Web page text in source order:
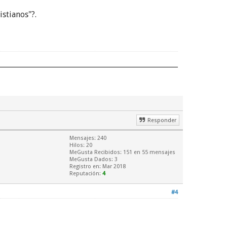
Responder
Mensajes: 240
Hilos: 20
MeGusta Recibidos: 151 en 55 mensajes
MeGusta Dados: 3
Registro en: Mar 2018
Reputación: 4
#4